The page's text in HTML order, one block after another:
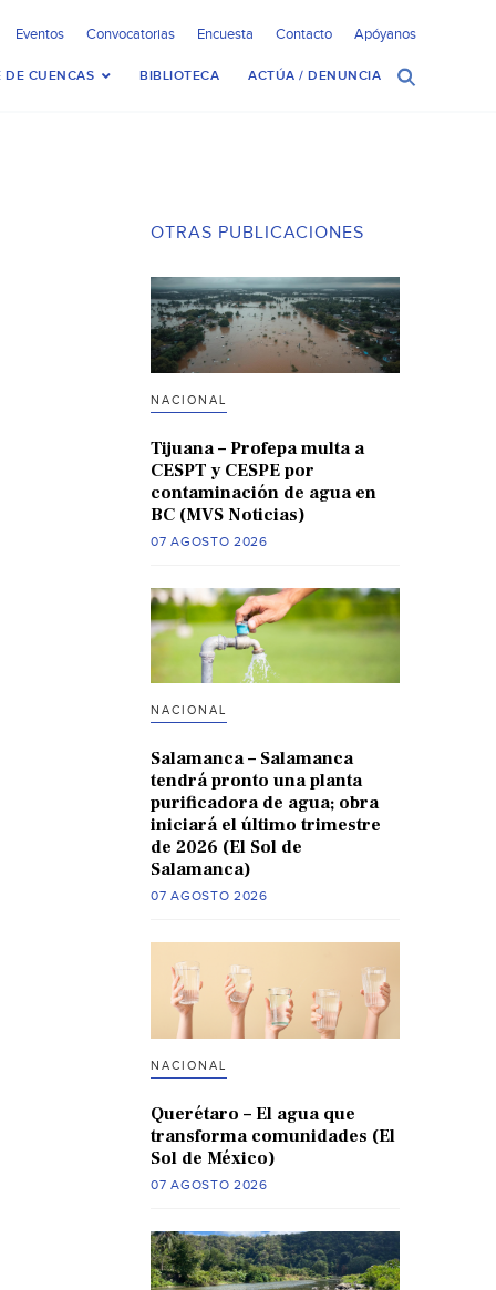
Eventos Convocatorias Encuesta Contacto Apóyanos
DE CUENCAS BIBLIOTECA ACTÚA / DENUNCIA
OTRAS PUBLICACIONES
NACIONAL
Tijuana – Profepa multa a
CESPT y CESPE por
contaminación de agua en
BC (MVS Noticias)
07 AGOSTO 2026
NACIONAL
Salamanca – Salamanca
tendrá pronto una planta
purificadora de agua; obra
iniciará el último trimestre
de 2026 (El Sol de
Salamanca)
07 AGOSTO 2026
NACIONAL
Querétaro – El agua que
transforma comunidades (El
Sol de México)
07 AGOSTO 2026